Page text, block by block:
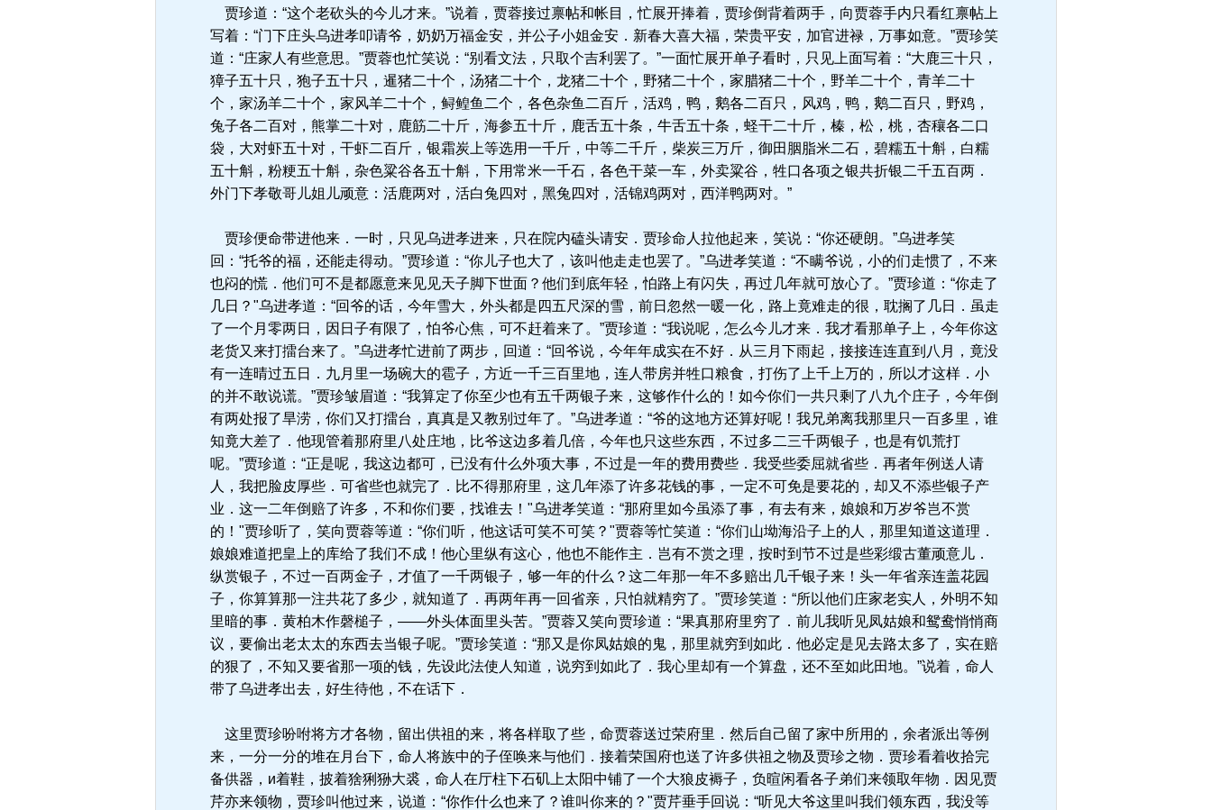
贾珍道：“这个老砍头的今儿才来。”说着，贾蓉接过禀帖和帐目，忙展开捧着，贾珍倒背着两手，向贾蓉手内只看红禀帖上
写着：“门下庄头乌进孝叩请爷，奶奶万福金安，并公子小姐金安．新春大喜大福，荣贵平安，加官进禄，万事如意。”贾珍笑
道：“庄家人有些意思。”贾蓉也忙笑说：“别看文法，只取个吉利罢了。”一面忙展开单子看时，只见上面写着：“大鹿三十只，
獐子五十只，狍子五十只，暹猪二十个，汤猪二十个，龙猪二十个，野猪二十个，家腊猪二十个，野羊二十个，青羊二十
个，家汤羊二十个，家风羊二十个，鲟鳇鱼二个，各色杂鱼二百斤，活鸡，鸭，鹅各二百只，风鸡，鸭，鹅二百只，野鸡，
兔子各二百对，熊掌二十对，鹿筋二十斤，海参五十斤，鹿舌五十条，牛舌五十条，蛏干二十斤，榛，松，桃，杏穰各二口
袋，大对虾五十对，干虾二百斤，银霜炭上等选用一千斤，中等二千斤，柴炭三万斤，御田胭脂米二石，碧糯五十斛，白糯
五十斛，粉粳五十斛，杂色粱谷各五十斛，下用常米一千石，各色干菜一车，外卖粱谷，牲口各项之银共折银二千五百两．
外门下孝敬哥儿姐儿顽意：活鹿两对，活白兔四对，黑兔四对，活锦鸡两对，西洋鸭两对。”
贾珍便命带进他来．一时，只见乌进孝进来，只在院内磕头请安．贾珍命人拉他起来，笑说：“你还硬朗。”乌进孝笑
回：“托爷的福，还能走得动。”贾珍道：“你儿子也大了，该叫他走走也罢了。”乌进孝笑道：“不瞒爷说，小的们走惯了，不来
也闷的慌．他们可不是都愿意来见见天子脚下世面？他们到底年轻，怕路上有闪失，再过几年就可放心了。”贾珍道：“你走了
几日？"乌进孝道：“回爷的话，今年雪大，外头都是四五尺深的雪，前日忽然一暖一化，路上竟难走的很，耽搁了几日．虽走
了一个月零两日，因日子有限了，怕爷心焦，可不赶着来了。”贾珍道：“我说呢，怎么今儿才来．我才看那单子上，今年你这
老货又来打擂台来了。”乌进孝忙进前了两步，回道：“回爷说，今年年成实在不好．从三月下雨起，接接连连直到八月，竟没
有一连晴过五日．九月里一场碗大的雹子，方近一千三百里地，连人带房并牲口粮食，打伤了上千上万的，所以才这样．小
的并不敢说谎。”贾珍皱眉道：“我算定了你至少也有五千两银子来，这够作什么的！如今你们一共只剩了八九个庄子，今年倒
有两处报了旱涝，你们又打擂台，真真是又教别过年了。”乌进孝道：“爷的这地方还算好呢！我兄弟离我那里只一百多里，谁
知竟大差了．他现管着那府里八处庄地，比爷这边多着几倍，今年也只这些东西，不过多二三千两银子，也是有饥荒打
呢。”贾珍道：“正是呢，我这边都可，已没有什么外项大事，不过是一年的费用费些．我受些委屈就省些．再者年例送人请
人，我把脸皮厚些．可省些也就完了．比不得那府里，这几年添了许多花钱的事，一定不可免是要花的，却又不添些银子产
业．这一二年倒赔了许多，不和你们要，找谁去！"乌进孝笑道：“那府里如今虽添了事，有去有来，娘娘和万岁爷岂不赏
的！"贾珍听了，笑向贾蓉等道：“你们听，他这话可笑不可笑？"贾蓉等忙笑道：“你们山坳海沿子上的人，那里知道这道理．
娘娘难道把皇上的库给了我们不成！他心里纵有这心，他也不能作主．岂有不赏之理，按时到节不过是些彩缎古董顽意儿．
纵赏银子，不过一百两金子，才值了一千两银子，够一年的什么？这二年那一年不多赔出几千银子来！头一年省亲连盖花园
子，你算算那一注共花了多少，就知道了．再两年再一回省亲，只怕就精穷了。”贾珍笑道：“所以他们庄家老实人，外明不知
里暗的事．黄柏木作磬槌子，——外头体面里头苦。”贾蓉又笑向贾珍道：“果真那府里穷了．前儿我听见凤姑娘和鸳鸯悄悄商
议，要偷出老太太的东西去当银子呢。”贾珍笑道：“那又是你凤姑娘的鬼，那里就穷到如此．他必定是见去路太多了，实在赔
的狠了，不知又要省那一项的钱，先设此法使人知道，说穷到如此了．我心里却有一个算盘，还不至如此田地。”说着，命人
带了乌进孝出去，好生待他，不在话下．
这里贾珍吩咐将方才各物，留出供祖的来，将各样取了些，命贾蓉送过荣府里．然后自己留了家中所用的，余者派出等例
来，一分一分的堆在月台下，命人将族中的子侄唤来与他们．接着荣国府也送了许多供祖之物及贾珍之物．贾珍看着收拾完
备供器，и着鞋，披着猞猁狲大裘，命人在厅柱下石矶上太阳中铺了一个大狼皮褥子，负暄闲看各子弟们来领取年物．因见贾
芹亦来领物，贾珍叫他过来，说道：“你作什么也来了？谁叫你来的？"贾芹垂手回说：“听见大爷这里叫我们领东西，我没等